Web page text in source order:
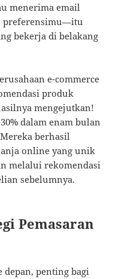
menerima email
preferensimu—itu
bekerja di belakang
e-commerce
produk
mengejutkan!
dalam enam bulan
berhasil
online yang unik
melalui rekomendasi
sebelumnya.
Pemasaran
penting bagi